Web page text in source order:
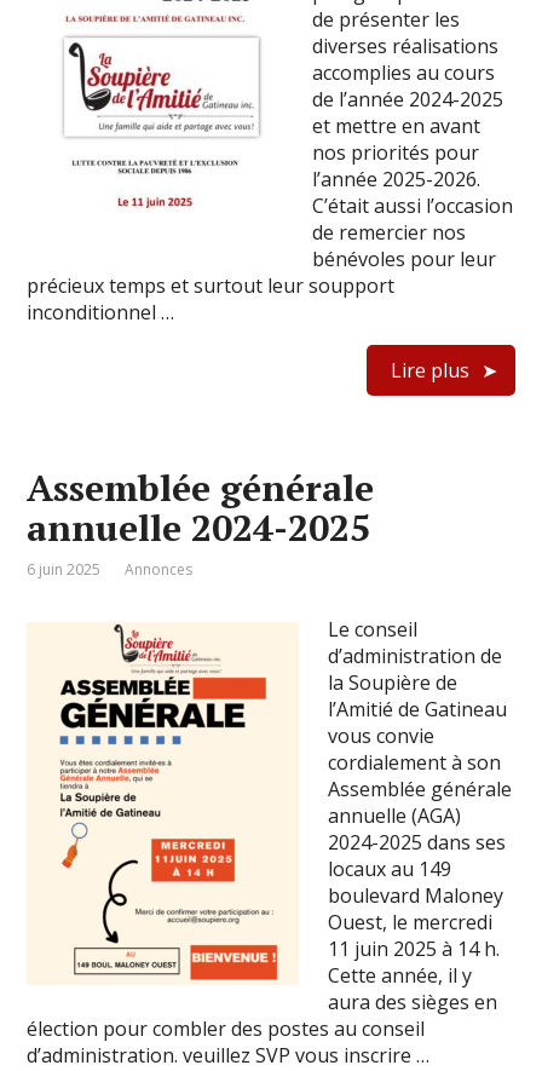
de présenter les
diverses réalisations
accomplies au cours
de l’année 2024-2025
et mettre en avant
nos priorités pour
l’année 2025-2026.
C’était aussi l’occasion
de remercier nos
bénévoles pour leur
précieux temps et surtout leur soupport
inconditionnel …
Lire plus
Assemblée générale
annuelle 2024-2025
6 juin 2025 Annonces
Le conseil
d’administration de
la Soupière de
l’Amitié de Gatineau
vous convie
cordialement à son
Assemblée générale
annuelle (AGA)
2024-2025 dans ses
locaux au 149
boulevard Maloney
Ouest, le mercredi
11 juin 2025 à 14 h.
Cette année, il y
aura des sièges en
élection pour combler des postes au conseil
d’administration. veuillez SVP vous inscrire …